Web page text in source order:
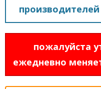
пожалуйста
ежедневно